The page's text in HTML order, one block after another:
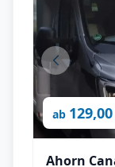
ab
Ahorn